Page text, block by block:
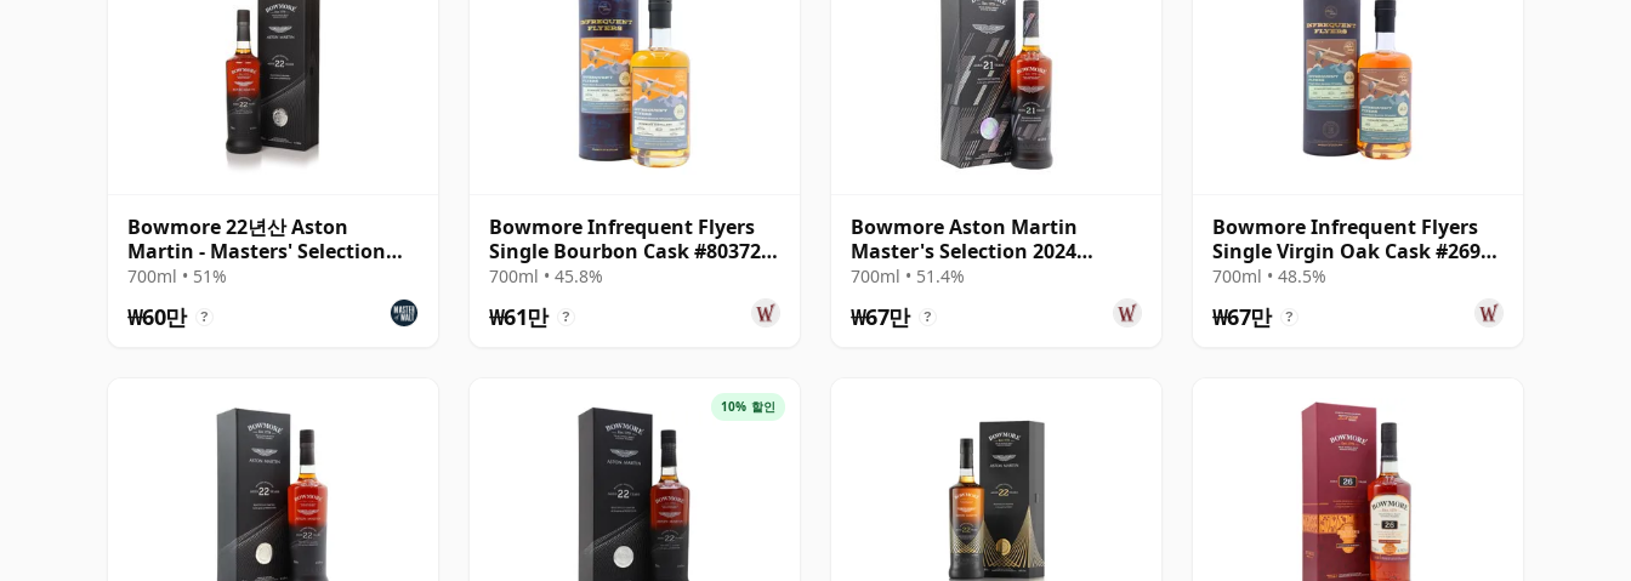
Bowmore 22년산 Aston
Martin - Masters' Selection
Edition 3
700ml • 51%
₩60만 ?
Bowmore Infrequent Flyers
Single Bourbon Cask #803728
1998 25년산
700ml • 45.8%
₩61만 ?
Bowmore Aston Martin
Master's Selection 2024
Release Singl 21년산
700ml • 51.4%
₩67만 ?
Bowmore Infrequent Flyers
Single Virgin Oak Cask #2692
1997 23년산
700ml • 48.5%
₩67만 ?
10% 할인